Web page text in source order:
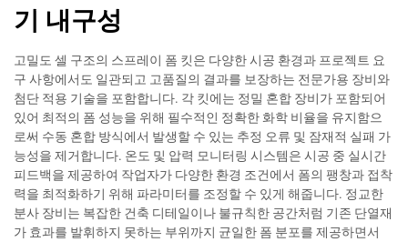
기 내구성
고밀도 셀 구조의 스프레이 폼 킷은 다양한 시공 환경과 프로젝트 요
구 사항에서도 일관되고 고품질의 결과를 보장하는 전문가용 장비와
첨단 적용 기술을 포함합니다. 각 킷에는 정밀 혼합 장비가 포함되어
있어 최적의 폼 성능을 위해 필수적인 정확한 화학 비율을 유지함으
로써 수동 혼합 방식에서 발생할 수 있는 추정 오류 및 잠재적 실패 가
능성을 제거합니다. 온도 및 압력 모니터링 시스템은 시공 중 실시간
피드백을 제공하여 작업자가 다양한 환경 조건에서 폼의 팽창과 접착
력을 최적화하기 위해 파라미터를 조정할 수 있게 해줍니다. 정교한
분사 장비는 복잡한 건축 디테일이나 불규칙한 공간처럼 기존 단열재
가 효과를 발휘하지 못하는 부위까지 균일한 폼 분포를 제공하면서